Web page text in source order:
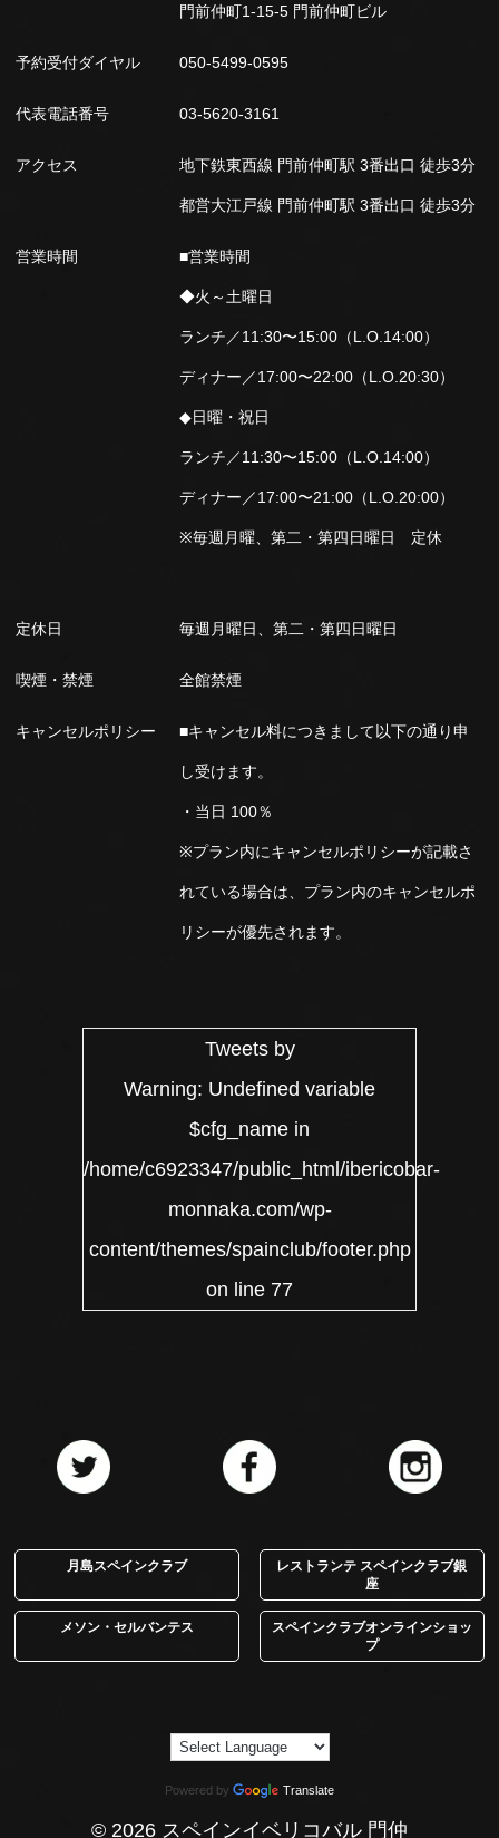
門前仲町1-15-5 門前仲町ビル
予約受付ダイヤル 050-5499-0595
代表電話番号 03-5620-3161
アクセス 地下鉄東西線 門前仲町駅 3番出口 徒歩3分
都営大江戸線 門前仲町駅 3番出口 徒歩3分
営業時間 ■営業時間
◆火～土曜日
ランチ／11:30〜15:00（L.O.14:00）
ディナー／17:00〜22:00（L.O.20:30）
◆日曜・祝日
ランチ／11:30〜15:00（L.O.14:00）
ディナー／17:00〜21:00（L.O.20:00）
※毎週月曜、第二・第四日曜日 定休
定休日 毎週月曜日、第二・第四日曜日
喫煙・禁煙 全館禁煙
キャンセルポリシー ■キャンセル料につきまして以下の通り申
し受けます。
・当日 100％
※プラン内にキャンセルポリシーが記載さ
れている場合は、プラン内のキャンセルポ
リシーが優先されます。
Tweets by
Warning: Undefined variable
$cfg_name in
/home/c6923347/public_html/ibericobar-
monnaka.com/wp-
content/themes/spainclub/footer.php
on line 77
月島スペインクラブ
レストランテ スペインクラブ銀
座
メソン・セルバンテス
スペインクラブオンラインショッ
プ
Powered by Translate
© 2026 スペインイベリコバル 門仲